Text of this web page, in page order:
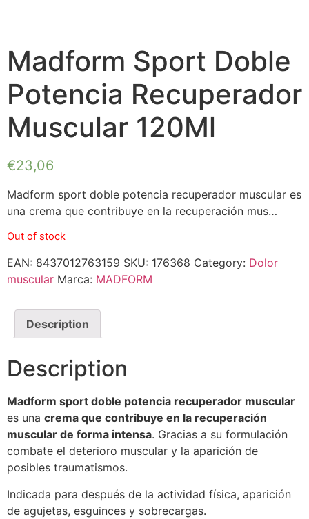
Madform Sport Doble
Potencia Recuperador
Muscular 120Ml
€23,06
Madform sport doble potencia recuperador muscular es
una crema que contribuye en la recuperación mus…
Out of stock
EAN: 8437012763159 SKU: 176368 Category: Dolor
muscular Marca: MADFORM
Description
Description
Madform sport doble potencia recuperador muscular
es una crema que contribuye en la recuperación
muscular de forma intensa. Gracias a su formulación
combate el deterioro muscular y la aparición de
posibles traumatismos.
Indicada para después de la actividad física, aparición
de agujetas, esguinces y sobrecargas.